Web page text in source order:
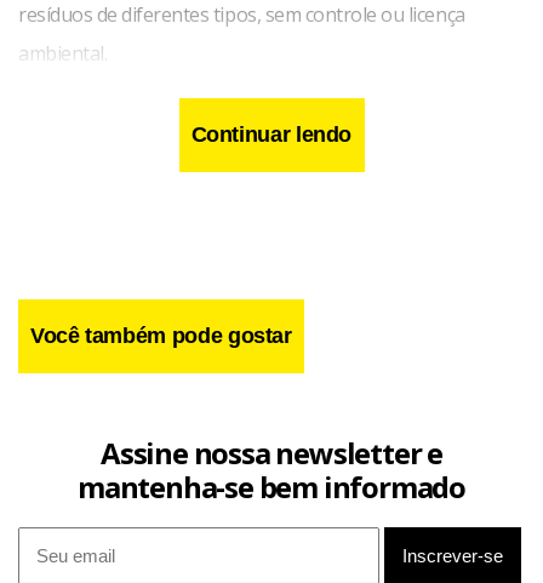
resíduos de diferentes tipos, sem controle ou licença
ambiental.
Continuar lendo
Você também pode gostar
Assine nossa newsletter e
mantenha-se bem informado